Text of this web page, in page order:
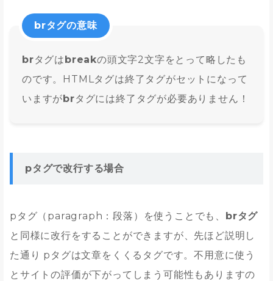
brタグの意味
brタグはbreakの頭文字2文字をとって略したも
のです。HTMLタグは終了タグがセットになって
いますがbrタグには終了タグが必要ありません！
pタグで改行する場合
pタグ（paragraph：段落）を使うことでも、 brタグ
と同様に改行をすることができますが、先ほど説明し
た通り pタグは文章をくくるタグです。不用意に使う
とサイトの評価が下がってしまう可能性もありますの